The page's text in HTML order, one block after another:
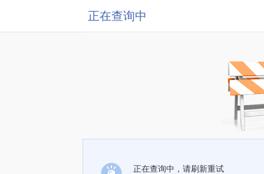
正在查询中
正在查询中，请刷新重试